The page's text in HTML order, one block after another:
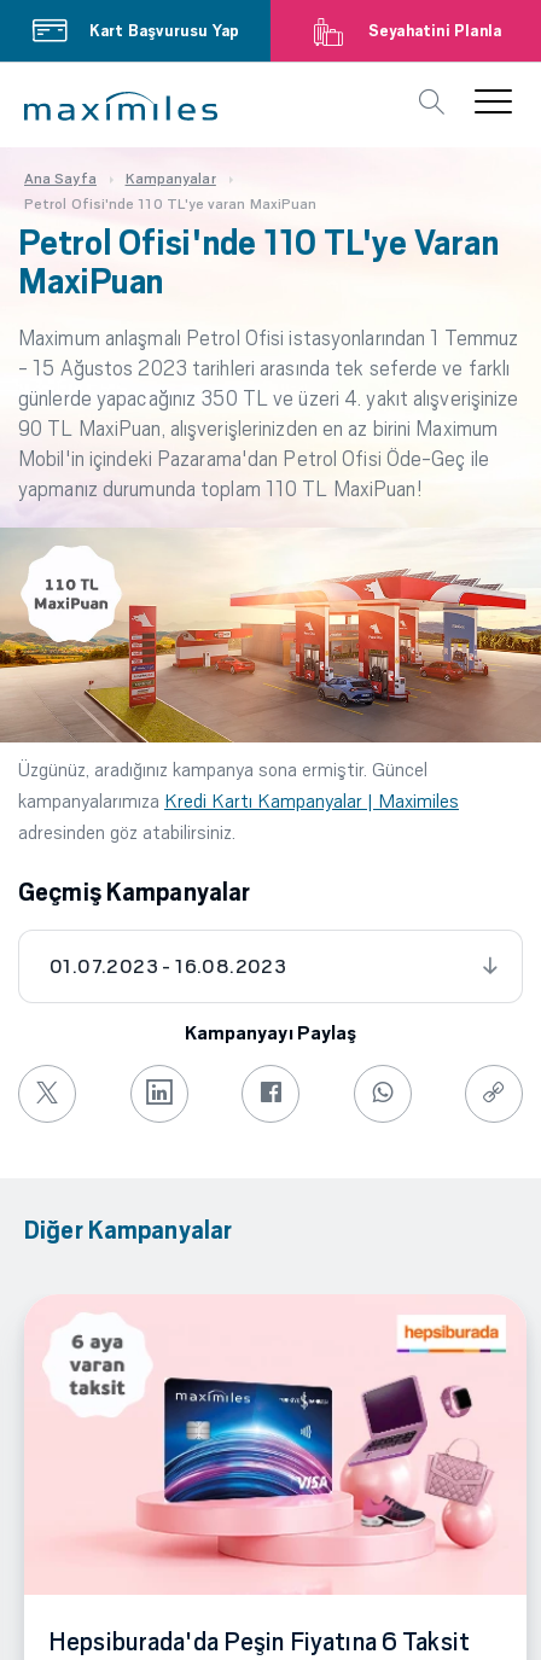
Kart Başvurusu Yap Seyahatini Planla
Ana Sayfa
Kampanyalar
Petrol Ofisi'nde 110 TL'ye varan MaxiPuan
Petrol Ofisi'nde 110 TL'ye Varan
MaxiPuan
Maximum anlaşmalı Petrol Ofisi istasyonlarından 1 Temmuz
- 15 Ağustos 2023 tarihleri arasında tek seferde ve farklı
günlerde yapacağınız 350 TL ve üzeri 4. yakıt alışverişinize
90 TL MaxiPuan, alışverişlerinizden en az birini Maximum
Mobil'in içindeki Pazarama'dan Petrol Ofisi Öde-Geç ile
yapmanız durumunda toplam 110 TL MaxiPuan!
Üzgünüz, aradığınız kampanya sona ermiştir. Güncel
kampanyalarımıza Kredi Kartı Kampanyalar | Maximiles
adresinden göz atabilirsiniz.
Geçmiş Kampanyalar
01.07.2023 - 16.08.2023
Kampanyayı Paylaş
Diğer Kampanyalar
Hepsiburada'da Peşin Fiyatına 6 Taksit